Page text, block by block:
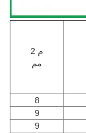
م 2
مم
8
9
9